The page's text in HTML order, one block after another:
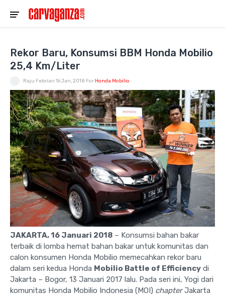
Rekor Baru, Konsumsi BBM Honda Mobilio
25,4 Km/Liter
Raju Febrian 16 Jan, 2018 For Honda Mobilio
JAKARTA, 16 Januari 2018 – Konsumsi bahan bakar
terbaik di lomba hemat bahan bakar untuk komunitas dan
calon konsumen Honda Mobilio memecahkan rekor baru
dalam seri kedua Honda Mobilio Battle of Efficiency di
Jakarta – Bogor, 13 Januari 2017 lalu. Pada seri ini, Yogi dari
komunitas Honda Mobilio Indonesia (MOI) chapterJakarta